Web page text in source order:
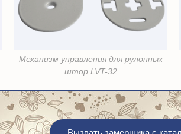
Механизм управления для рулонных
штор LVT-32